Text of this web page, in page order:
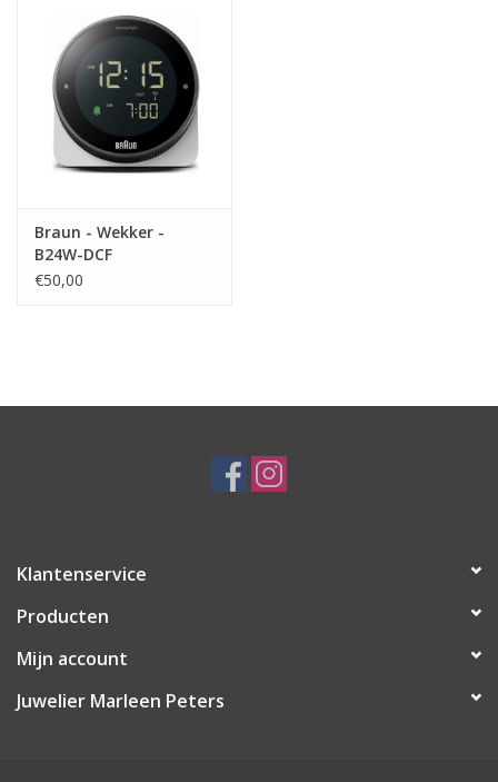
Braun - Wekker -
B24W-DCF
€50,00
Klantenservice
Producten
Mijn account
Juwelier Marleen Peters